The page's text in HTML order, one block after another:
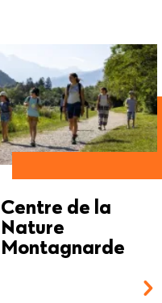
Centre de la
Nature
Montagnarde